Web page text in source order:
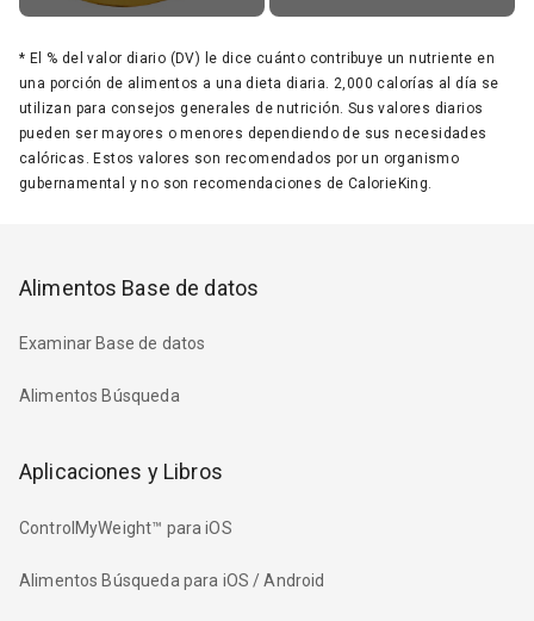
* El % del valor diario (DV) le dice cuánto contribuye un nutriente en
una porción de alimentos a una dieta diaria. 2,000 calorías al día se
utilizan para consejos generales de nutrición. Sus valores diarios
pueden ser mayores o menores dependiendo de sus necesidades
calóricas. Estos valores son recomendados por un organismo
gubernamental y no son recomendaciones de CalorieKing.
Alimentos Base de datos
Examinar Base de datos
Alimentos Búsqueda
Aplicaciones y Libros
ControlMyWeight™ para iOS
Alimentos Búsqueda para iOS / Android